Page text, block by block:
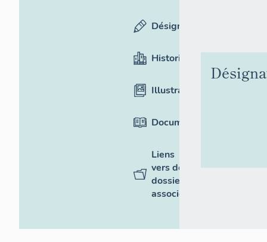
Désignation
Historique
Illustrations
Documentation
Liens
vers des
dossiers
associés